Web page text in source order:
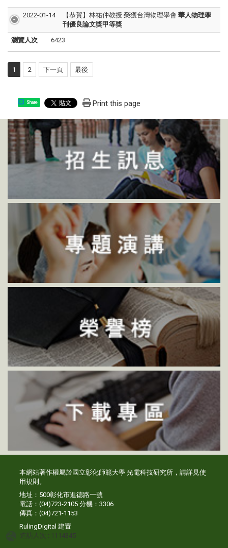
2022-01-14 【恭賀】林祐仲教授 榮獲台灣物理學會 華人物理學
刊優良論文獎甲等獎
瀏覽人次 6423
1 2 下一頁 最後
Share Print this page
本網站著作權屬於國立彰化師範大學 光電科技研究所，請詳見使
用規則 。
地址：500彰化市進德路一號
電話：(04)723-2105 分機：3306
傳真：(04)721-1153
RulingDigital建置
造訪人次 : 1114345